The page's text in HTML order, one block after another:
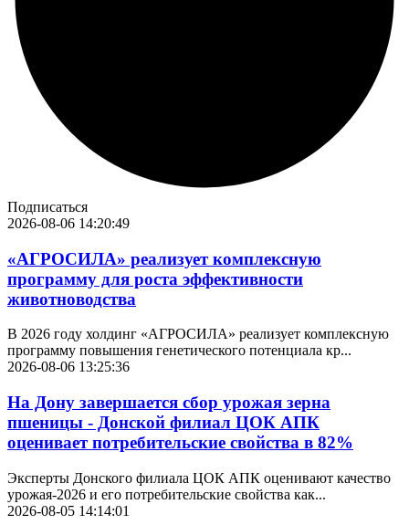
Подписаться
2026-08-06 14:20:49
«АГРОСИЛА» реализует комплексную
программу для роста эффективности
животноводства
В 2026 году холдинг «АГРОСИЛА» реализует комплексную
программу повышения генетического потенциала кр...
2026-08-06 13:25:36
На Дону завершается сбор урожая зерна
пшеницы - Донской филиал ЦОК АПК
оценивает потребительские свойства в 82%
Эксперты Донского филиала ЦОК АПК оценивают качество
урожая-2026 и его потребительские свойства как...
2026-08-05 14:14:01